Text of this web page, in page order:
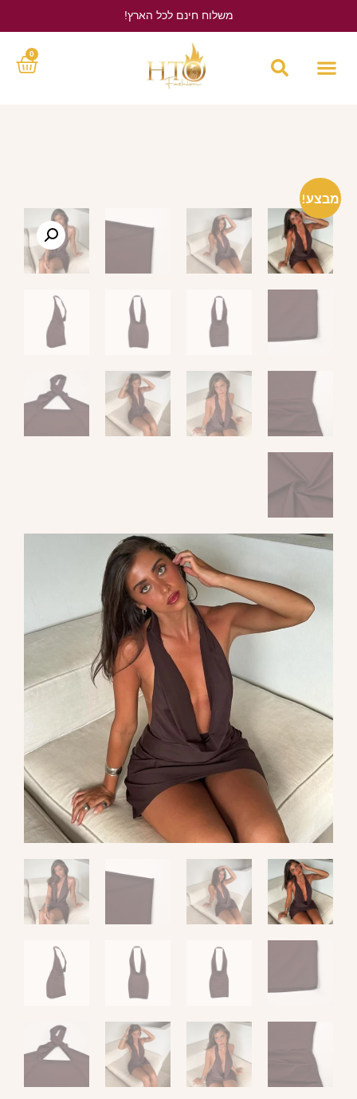
משלוח חינם לכל הארץ!
0
מבצע!